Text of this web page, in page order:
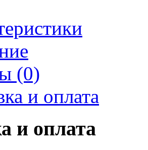
(0)
и оплата
и оплата